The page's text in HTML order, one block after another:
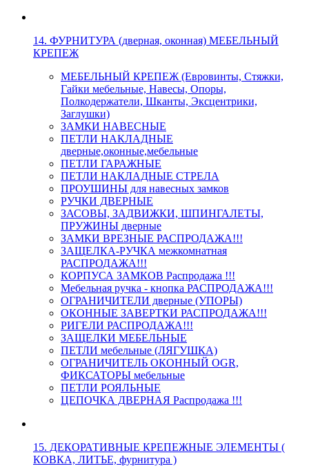
14. ФУРНИТУРА (дверная, оконная) МЕБЕЛЬНЫЙ
КРЕПЕЖ
МЕБЕЛЬНЫЙ КРЕПЕЖ (Евровинты, Стяжки,
Гайки мебельные, Навесы, Опоры,
Полкодержатели, Шканты, Эксцентрики,
Заглушки)
ЗАМКИ НАВЕСНЫЕ
ПЕТЛИ НАКЛАДНЫЕ
дверные,оконные,мебельные
ПЕТЛИ ГАРАЖНЫЕ
ПЕТЛИ НАКЛАДНЫЕ СТРЕЛА
ПРОУШИНЫ для навесных замков
РУЧКИ ДВЕРНЫЕ
ЗАСОВЫ, ЗАДВИЖКИ, ШПИНГАЛЕТЫ,
ПРУЖИНЫ дверные
ЗАМКИ ВРЕЗНЫЕ РАСПРОДАЖА!!!
ЗАЩЕЛКА-РУЧКА межкомнатная
РАСПРОДАЖА!!!
КОРПУСА ЗАМКОВ Распродажа !!!
Мебельная ручка - кнопка РАСПРОДАЖА!!!
ОГРАНИЧИТЕЛИ дверные (УПОРЫ)
ОКОННЫЕ ЗАВЕРТКИ РАСПРОДАЖА!!!
РИГЕЛИ РАСПРОДАЖА!!!
ЗАЩЕЛКИ МЕБЕЛЬНЫЕ
ПЕТЛИ мебельные (ЛЯГУШКА)
ОГРАНИЧИТЕЛЬ ОКОННЫЙ OGR,
ФИКСАТОРЫ мебельные
ПЕТЛИ РОЯЛЬНЫЕ
ЦЕПОЧКА ДВЕРНАЯ Распродажа !!!
15. ДЕКОРАТИВНЫЕ КРЕПЕЖНЫЕ ЭЛЕМЕНТЫ (
КОВКА, ЛИТЬЕ, фурнитура )